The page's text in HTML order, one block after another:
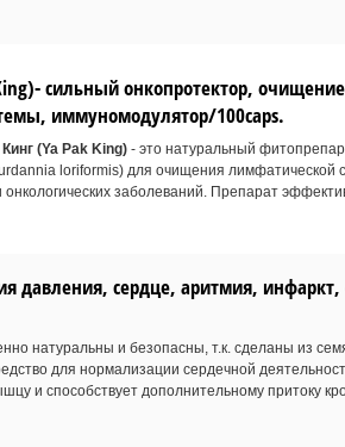
сильный онкопротектор, очищение
иммуномодулятор/100caps.
(Ya Pak King) - это натуральный
loriformis) для очищения лимфатической
заболеваний. Препарат
давления, сердце, аритмия,
натуральны и безопасны, т.к. сделаны из
для нормализации сердечной
и способствует дополнительному притоку